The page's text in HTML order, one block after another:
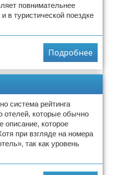
повнимательнее
в туристической поездке
Подробнее
система рейтинга
отелей, которые обычно
описание, которое
при взгляде на номера
так как уровень